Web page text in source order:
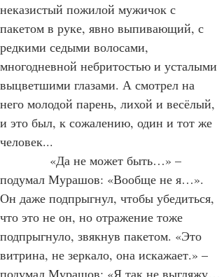
неказистый пожилой мужичок с
пакетом в руке, явно выпивающий, с
редкими седыми волосами,
многодневной небритостью и усталыми
выцветшими глазами. А смотрел на
него молодой парень, лихой и весёлый,
и это был, к сожалению, один и тот же
«Да не может быть…» –
подумал Мурашов: «Вообще не я…».
Он даже подпрыгнул, чтобы убедиться,
что это не он, но отражение тоже
подпрыгнуло, звякнув пакетом. «Это
витрина, не зеркало, она искажает.» –